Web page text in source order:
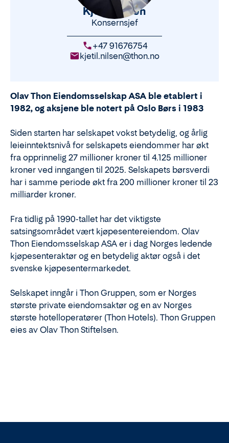
Kjetil Nilsen
Konsernsjef
+47 91676754
kjetil.nilsen@thon.no
Olav Thon Eiendomsselskap ASA ble etablert i
1982, og aksjene ble notert på Oslo Børs i 1983
Siden starten har selskapet vokst betydelig, og årlig
leieinntektsnivå for selskapets eiendommer har økt
fra opprinnelig 27 millioner kroner til 4.125 millioner
kroner ved inngangen til 2025. Selskapets børsverdi
har i samme periode økt fra 200 millioner kroner til 23
milliarder kroner.
Fra tidlig på 1990-tallet har det viktigste
satsingsområdet vært kjøpesentereiendom. Olav
Thon Eiendomsselskap ASA er i dag Norges ledende
kjøpesenteraktør og en betydelig aktør også i det
svenske kjøpesentermarkedet.
Selskapet inngår i Thon Gruppen, som er Norges
største private eiendomsaktør og en av Norges
største hotelloperatører (Thon Hotels). Thon Gruppen
eies av Olav Thon Stiftelsen.